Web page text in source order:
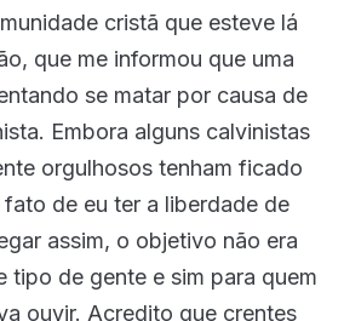
cristã que esteve lá
que me informou que uma
se matar por causa de
Embora alguns calvinistas
orgulhosos tenham ficado
de eu ter a liberdade de
assim, o objetivo não era
tipo de gente e sim para quem
ouvir. Acredito que crentes